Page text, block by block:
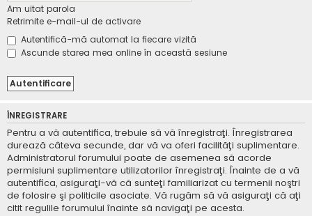
Am uitat parola
Retrimite e-mail-ul de activare
Autentifică-mă automat la fiecare vizită
Ascunde starea mea online în această sesiune
ÎNREGISTRARE
Pentru a vă autentifica, trebuie să vă înregistraţi. Înregistrarea
durează câteva secunde, dar vă va oferi facilităţi suplimentare.
Administratorul forumului poate de asemenea să acorde
permisiuni suplimentare utilizatorilor înregistraţi. Înainte de a vă
autentifica, asiguraţi-vă că sunteţi familiarizat cu termenii noştri
de folosire şi politicile asociate. Vă rugăm să vă asiguraţi că aţi
citit regulile forumului înainte să navigaţi pe acesta.